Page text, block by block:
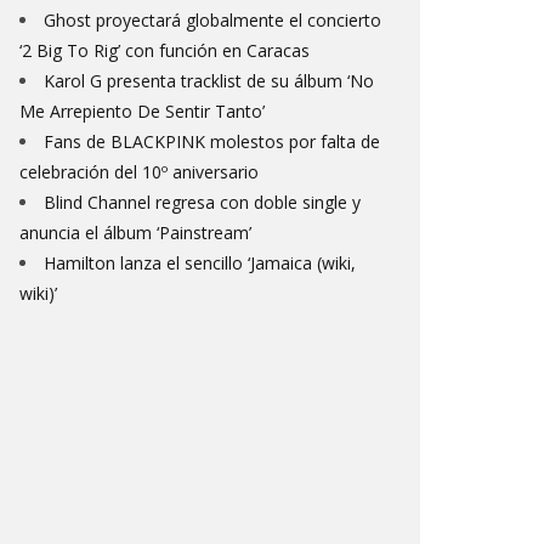
Ghost proyectará globalmente el concierto
‘2 Big To Rig’ con función en Caracas
Karol G presenta tracklist de su álbum ‘No
Me Arrepiento De Sentir Tanto’
Fans de BLACKPINK molestos por falta de
celebración del 10º aniversario
Blind Channel regresa con doble single y
anuncia el álbum ‘Painstream’
Hamilton lanza el sencillo ‘Jamaica (wiki,
wiki)’